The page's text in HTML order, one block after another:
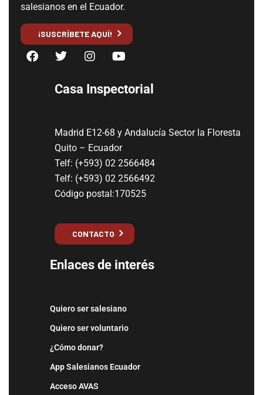
salesianos en el Ecuador.
¡SUSCRÍBETE AQUÍ!
Casa Inspectorial
Madrid E12-68 y Andalucía Sector la Floresta
Quito – Ecuador
Telf: (+593) 02 2566484
Telf: (+593) 02 2566492
Código postal:170525
CONTACTO
Enlaces de interés
Quiero ser salesiano
Quiero ser voluntario
¿Cómo donar?
App Salesianos Ecuador
Acceso AVAS